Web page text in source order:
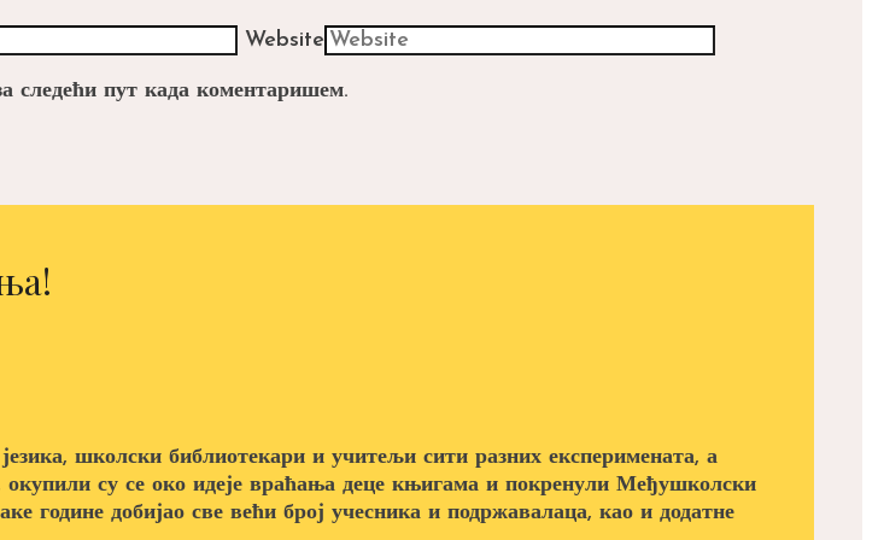
Website
следећи пут када коментаришем.
школски библиотекари и учитељи сити разних експеримената, а
су се око идеје враћања деце књигама и покренули Међушколски
године добијао све већи број учесника и подржавалаца, као и додатне